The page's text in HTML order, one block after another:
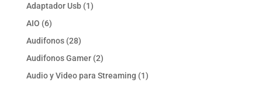
Adaptador Usb 11
AIO 66
productos
Audifonos 2828
productos
Audifonos Gamer 22
productos
Audio y Video para Streaming 11